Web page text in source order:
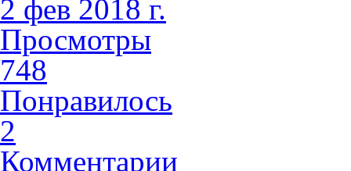
2 фев 2018 г.
Просмотры
748
Понравилось
2
Комментарии